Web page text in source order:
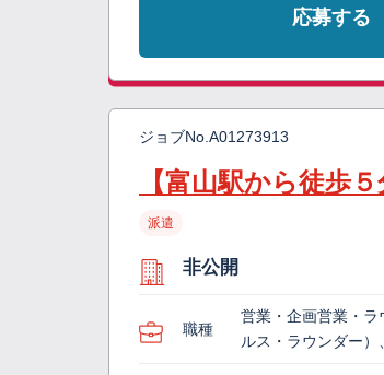
応募する
ジョブNo. A01273913
【富山駅から徒歩
派遣
非公開
職種
営業・企画営業・
ルス・ラウンダー